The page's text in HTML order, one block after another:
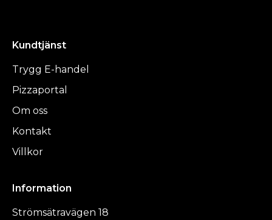
Kundtjänst
Trygg E-handel
Pizzaportal
Om oss
Kontakt
Villkor
Information
Strömsätravägen 18